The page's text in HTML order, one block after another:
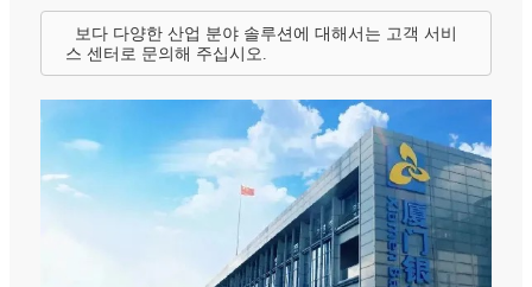
보다 다양한 산업 분야 솔루션에 대해서는 고객 서비
스 센터로 문의해 주십시오.